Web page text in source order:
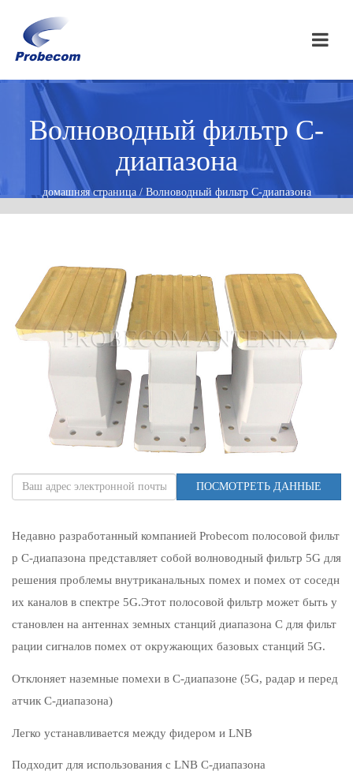
Волноводный фильтр C-
диапазона
домашняя страница / Волноводный фильтр C-диапазона
ПОСМОТРЕТЬ ДАННЫЕ
Недавно разработанный компанией Probecom полосовой фильт
р C-диапазона представляет собой волноводный фильтр 5G для
решения проблемы внутриканальных помех и помех от соседн
их каналов в спектре 5G.Этот полосовой фильтр может быть у
становлен на антеннах земных станций диапазона C для фильт
рации сигналов помех от окружающих базовых станций 5G.
Отклоняет наземные помехи в C-диапазоне (5G, радар и перед
атчик C-диапазона)
Легко устанавливается между фидером и LNB
Подходит для использования с LNB C-диапазона